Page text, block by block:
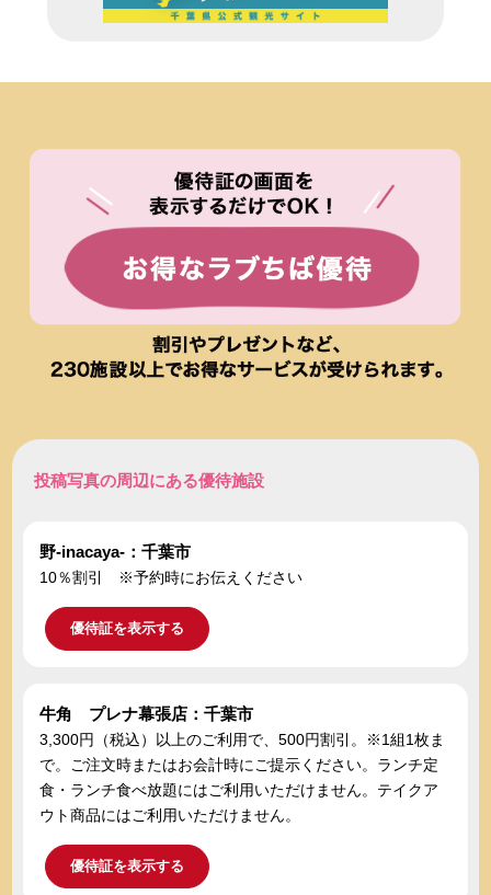
投稿写真の周辺にある優待施設
野-inacaya-：千葉市
10％割引 ※予約時にお伝えください
優待証を表示する
牛角 プレナ幕張店：千葉市
3,300円（税込）以上のご利用で、500円割引。※1組1枚ま
で。ご注文時またはお会計時にご提示ください。ランチ定
食・ランチ食べ放題にはご利用いただけません。テイクア
ウト商品にはご利用いただけません。
優待証を表示する